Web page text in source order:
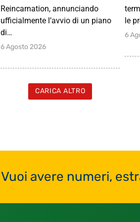
Reincarnation, annunciando
ufficialmente l’avvio di un piano
di…
6 Agosto 2026
le
6
CARICA ALTRO
Vuoi avere numeri,